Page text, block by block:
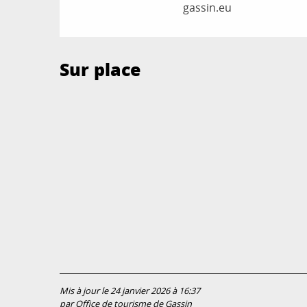
gassin.eu
Sur place
Mis à jour le 24 janvier 2026 à 16:37
par Office de tourisme de Gassin